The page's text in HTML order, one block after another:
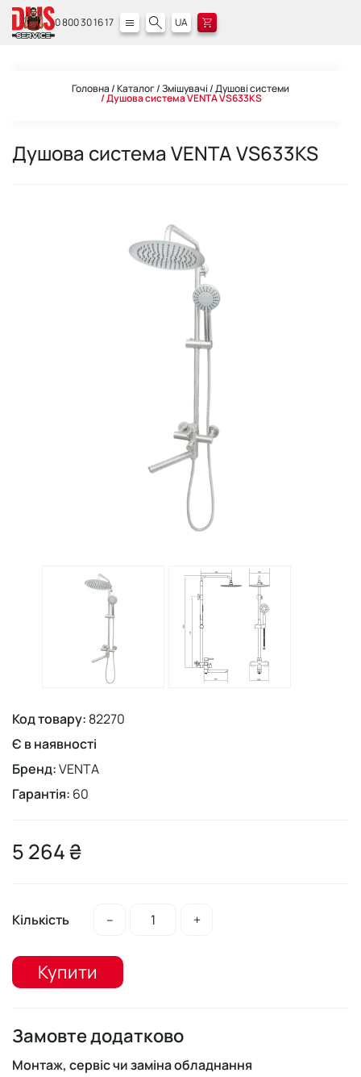
0 800 30 16 17 UA
Головна Каталог Змішувачі Душові системи
Душова система VENTA VS633KS
Душова система VENTA VS633KS
Код товару: 82270
Є в наявності
Бренд:VENTA
Гарантія: 60
5 264 ₴
Кількість – +
Купити
Замовте додатково
Монтаж, сервіс чи заміна обладнання